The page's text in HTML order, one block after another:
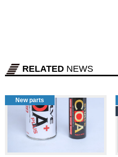
RELATED NEWS
New parts